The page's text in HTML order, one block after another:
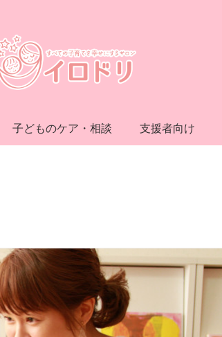
子どものケア・相談 支援者向け